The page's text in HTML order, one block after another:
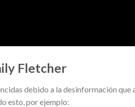
Fletcher
debido a la desinformación que
esto, por ejemplo: